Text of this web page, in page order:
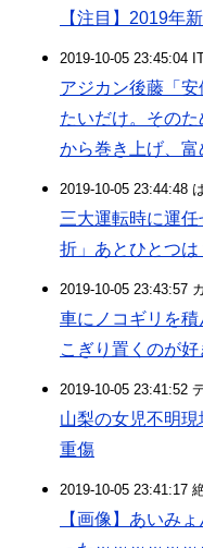
【注目】2019年
2019-10-05 23:45:04
アジカン後藤「
たいだけ。その
から巻き上げ、富
2019-10-05 23:44:48
三大運転時に運
折」あとひとつは
2019-10-05 23:43:57
車にノコギリを
こぎり置くのが好
2019-10-05 23:41:52
山梨の女児不明
重傷
2019-10-05 23:41:17
【画像】あいみ